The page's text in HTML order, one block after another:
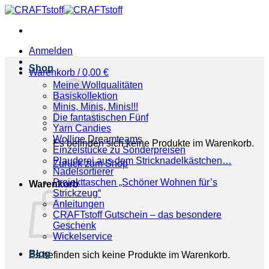
Zum
springen
Anmelden
Warenkorb /0,00 €
Es befinden sich keine Produkte im Warenkorb.
Zurück zum Shop
Warenkorb
Es befinden sich keine Produkte im Warenkorb.
Shop
Meine Wollqualitäten
Basiskollektion
Minis, Minis, Minis!!!
Die fantastischen Fünf
Yarn Candies
Wollige Dreamteams
Einzelstücke zu Sonderpreisen
Plauderei aus dem Stricknadelkästchen…
Nadelsortierer
Projekttaschen „Schöner Wohnen für’s
Strickzeug“
Anleitungen
CRAFTstoff Gutschein – das besondere
Geschenk
Wickelservice
Blog